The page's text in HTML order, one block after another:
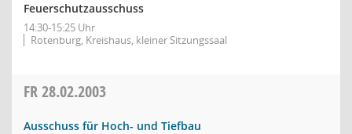
Feuerschutzausschuss
14:30-15:25 Uhr
Rotenburg, Kreishaus, kleiner Sitzungssaal
FR28.02.2003
Ausschuss für Hoch- und Tiefbau